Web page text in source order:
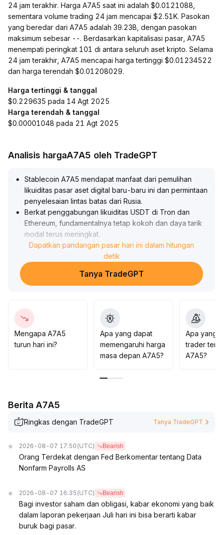
24 jam terakhir. Harga A7A5 saat ini adalah $0.0121088,
sementara volume trading 24 jam mencapai $2.51K. Pasokan
yang beredar dari A7A5 adalah 39.23B, dengan pasokan
maksimum sebesar --. Berdasarkan kapitalisasi pasar, A7A5
menempati peringkat 101 di antara seluruh aset kripto. Selama
24 jam terakhir, A7A5 mencapai harga tertinggi $0.01234522
dan harga terendah $0.01208029.
Harga tertinggi & tanggal
$0.229635 pada 14 Agt 2025
Harga terendah & tanggal
$0.00001048 pada 21 Agt 2025
Analisis hargaA7A5 oleh TradeGPT
Stablecoin A7A5 mendapat manfaat dari pemulihan
likuiditas pasar aset digital baru-baru ini dan permintaan
penyelesaian lintas batas dari Rusia.
Berkat penggabungan likuiditas USDT di Tron dan
Ethereum, fundamentalnya tetap kokoh dan daya tarik
modal terus meningkat.
Pergerakan harga jangka pendek diperkirakan naik
secara moderat, disarankan untuk memantau ritme arus
masuk dana secara ketat, mempertimbangkan penataan
jangka pendek saat harga tinggi, namun tetap waspada
Disarankan untuk mengontrol titik ambil untung dan
berhenti rugi dalam kisaran ±2% serta memperkuat
manajemen risiko
Dapatkan pandangan pasar hari ini dalam hitungan
detik
Tanya TradeGPT
Mengapa A7A5
turun hari ini?
Apa yang dapat
memengaruhi harga
masa depan A7A5?
Apa yang
trader
A7A5?
Berita A7A5
Ringkas dengan TradeGPT Tanya TradeGPT
2026-08-07 17:50 (UTC) Bearish
Orang Terdekat dengan Fed Berkomentar tentang Data
Nonfarm Payrolls AS
2026-08-07 16:35 (UTC) Bearish
Bagi investor saham dan obligasi, kabar ekonomi yang baik
dalam laporan pekerjaan Juli hari ini bisa berarti kabar
buruk bagi pasar.